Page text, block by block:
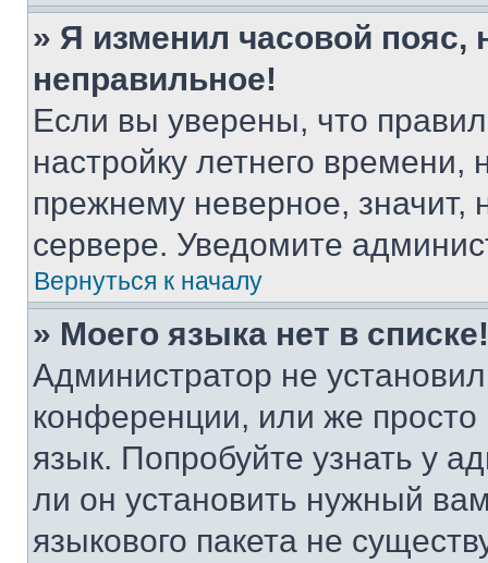
» Я изменил часовой пояс,
неправильное!
Если вы уверены, что
настройку летнего
прежнему неверное, значит,
сервере. Уведомите
Вернуться к началу
» Моего языка нет в списке!
Администратор не
конференции, или же
язык. Попробуйте узнать у
ли он установить нужный
языкового пакета не